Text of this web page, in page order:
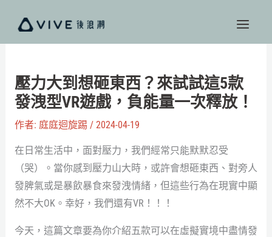
主
壓力大到想砸東西？來試試這5款
發洩型VR遊戲，負能量一次釋放！
作者: 庭庭迴旋踢 / 2024-04-19
在日常生活中，面對壓力，我們經常只能默默忍受
（哭）。當你感到壓力山大時，或許會想砸東西、對旁人
發脾氣或是暴飲暴食來發洩情緒，但這些行為在現實中顯
然不大OK。幸好，我們還有VR！！！
今天，這篇文章要為你介紹五款可以在虛擬實境中盡情發